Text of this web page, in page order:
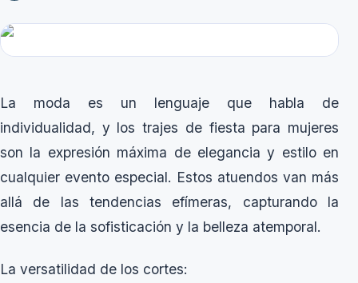
La moda es un lenguaje que habla de
individualidad, y los trajes de fiesta para mujeres
son la expresión máxima de elegancia y estilo en
cualquier evento especial. Estos atuendos van más
allá de las tendencias efímeras, capturando la
esencia de la sofisticación y la belleza atemporal.
La versatilidad de los cortes: